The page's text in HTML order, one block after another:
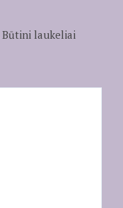
Būtini laukeliai